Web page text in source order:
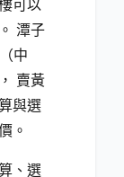
可以
潭子
中
賣黃
與選
。
、選